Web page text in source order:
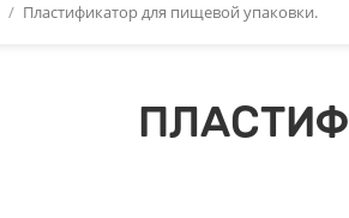
/ Пластификатор для пищевой упаковки.